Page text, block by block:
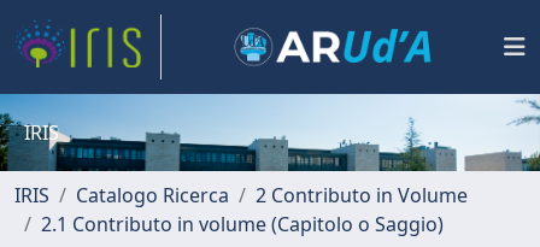
IRIS
IRIS Catalogo Ricerca
2 Contributo in Volume
2.1 Contributo in volume (Capitolo o Saggio)